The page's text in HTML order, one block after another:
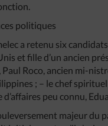
politiques
a retenu six
et fille d’un ancien
Paul Roco, ancien mi-
; – le chef spirituel
d’affaires peu connu,
majeur du